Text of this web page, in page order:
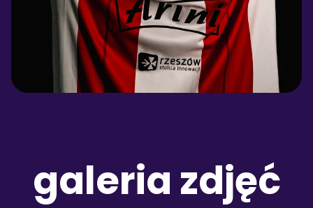
galeria zdjęć